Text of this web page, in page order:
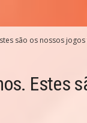
são os nossos
Estes